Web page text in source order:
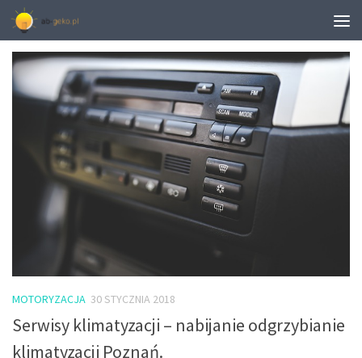
TAGGED:
MOTORYZACJA 30 STYCZNIA 2018
Serwisy klimatyzacji – nabijanie odgrzybianie
klimatyzacji Poznań.